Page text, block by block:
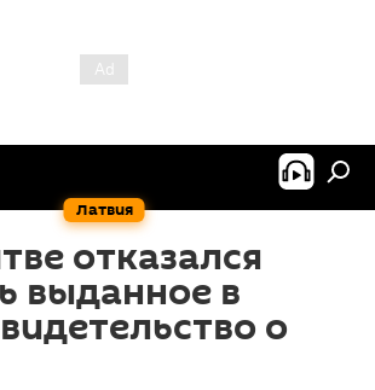
Латвия
отказался
выданное в
о